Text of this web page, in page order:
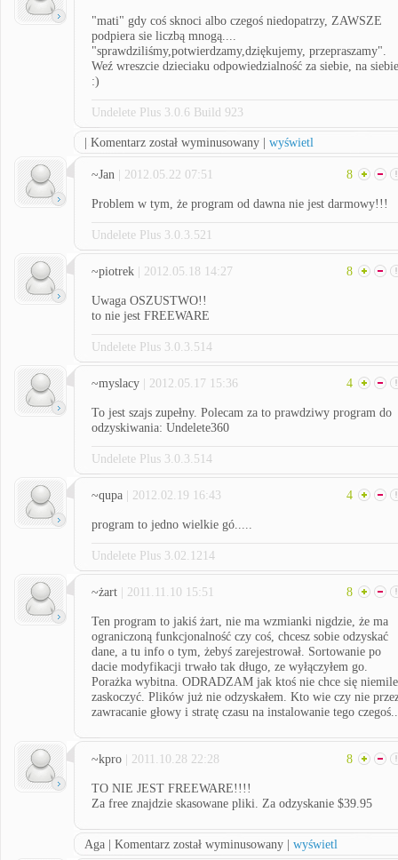
"mati" gdy coś sknoci albo czegoś niedopatrzy, ZAWSZE
podpiera sie liczbą mnogą....
"sprawdziliśmy,potwierdzamy,dziękujemy, przepraszamy".
Weź wreszcie dzieciaku odpowiedzialność za siebie, na siebie
:)
Undelete Plus 3.0.6 Build 923
| Komentarz został wyminusowany | wyświetl
~Jan | 2012.05.22 07:51 8
Problem w tym, że program od dawna nie jest darmowy!!!
Undelete Plus 3.0.3.521
~piotrek | 2012.05.18 14:27 8
Uwaga OSZUSTWO!!
to nie jest FREEWARE
Undelete Plus 3.0.3.514
~myslacy | 2012.05.17 15:36 4
To jest szajs zupełny. Polecam za to prawdziwy program do
odzyskiwania: Undelete360
Undelete Plus 3.0.3.514
~qupa | 2012.02.19 16:43 4
program to jedno wielkie gó.....
Undelete Plus 3.02.1214
~żart | 2011.11.10 15:51 8
Ten program to jakiś żart, nie ma wzmianki nigdzie, że ma
ograniczoną funkcjonalność czy coś, chcesz sobie odzyskać
dane, a tu info o tym, żebyś zarejestrował. Sortowanie po
dacie modyfikacji trwało tak długo, ze wyłączyłem go.
Porażka wybitna. ODRADZAM jak ktoś nie chce się niemile
zaskoczyć. Plików już nie odzyskałem. Kto wie czy nie
zawracanie głowy i stratę czasu na instalowanie tego
~kpro | 2011.10.28 22:28 8
TO NIE JEST FREEWARE!!!!
Za free znajdzie skasowane pliki. Za odzyskanie $39.95
Aga | Komentarz został wyminusowany | wyświetl